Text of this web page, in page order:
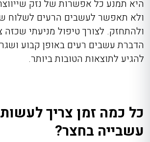
היא תמנע כל אפשרות של נזק
ולא תאפשר לעשבים הרעים לשלוח
ולהתחזק. לצורך טיפול מניעתי שכזה
הדברת עשבים רעים באופן קבוע
להגיע לתוצאות הטובות ביותר.
כל כמה זמן צריך
עשבייה בחצר?